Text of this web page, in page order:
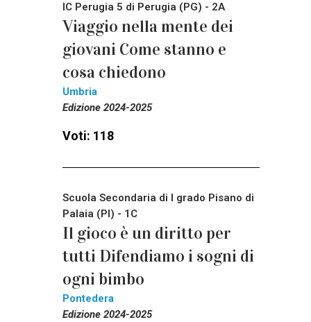
IC Perugia 5 di Perugia (PG) - 2A
Viaggio nella mente dei
giovani Come stanno e
cosa chiedono
Umbria
Edizione 2024-2025
Voti: 118
Scuola Secondaria di I grado Pisano di
Palaia (PI) - 1C
Il gioco è un diritto per
tutti Difendiamo i sogni di
ogni bimbo
Pontedera
Edizione 2024-2025